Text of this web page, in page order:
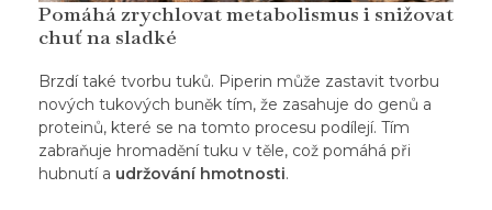
Pomáhá zrychlovat metabolismus i snižovat
chuť na sladké
Brzdí také tvorbu tuků. Piperin může zastavit tvorbu
nových tukových buněk tím, že zasahuje do genů a
proteinů, které se na tomto procesu podílejí. Tím
zabraňuje hromadění tuku v těle, což pomáhá při
hubnutí a udržování hmotnosti.